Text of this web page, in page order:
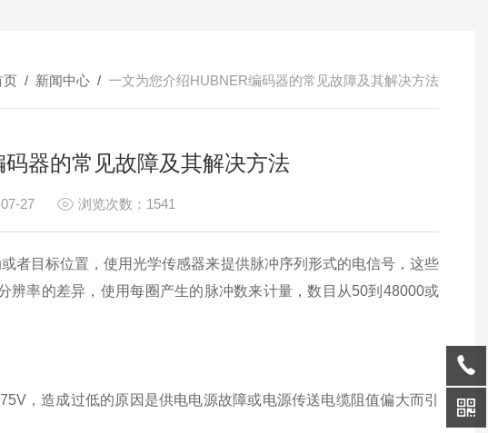
页 / 新闻中心 / 一文为您介绍HUBNER编码器的常见故障及其解决方法
器的常见故障及其解决方法
07-27 浏览次数：1541
者目标位置，使用光学传感器来提供脉冲序列形式的电信号，这些
率的差异，使用每圈产生的脉冲数来计量，数目从50到48000或
造成过低的原因是供电电源故障或电源传送电缆阻值偏大而引